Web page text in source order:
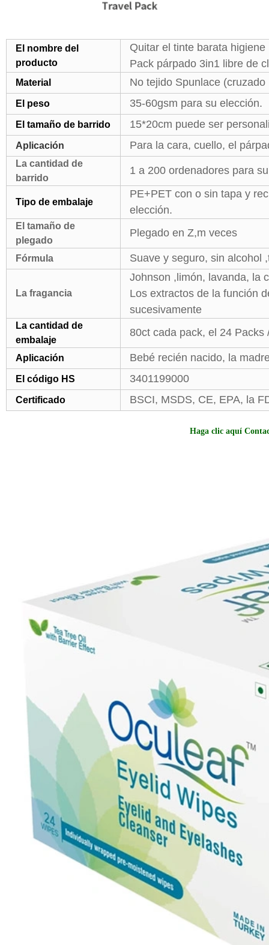
El nombre del
producto
Quitar el tinte barata
Pack párpado 3in1 libre de
Material No tejido Spunlace
El peso 35-60gsm para su elección.
El tamaño de barrido 15*20cm puede ser
Aplicación Para la cara, cuello, el
La cantidad de
barrido
1 a 200 ordenadores para
Tipo de embalaje
PE+PET con o sin tapa y
elección.
El tamaño de
plegado
Plegado en Z,m veces
Fórmula Suave y seguro, sin alcohol
La fragancia
Johnson ,limón, lavanda, la
Los extractos de la función
sucesivamente
La cantidad de
embalaje
80ct cada pack, el 24 Packs
Aplicación Bebé recién nacido, la
El código HS 3401199000
Certificado BSCI, MSDS, CE, EPA, la
Haga clic aquí